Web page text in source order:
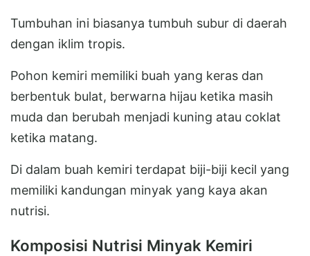
Tumbuhan ini biasanya tumbuh subur di daerah
dengan iklim tropis.
Pohon kemiri memiliki buah yang keras dan
berbentuk bulat, berwarna hijau ketika masih
muda dan berubah menjadi kuning atau coklat
ketika matang.
Di dalam buah kemiri terdapat biji-biji kecil yang
memiliki kandungan minyak yang kaya akan
nutrisi.
Komposisi Nutrisi Minyak Kemiri